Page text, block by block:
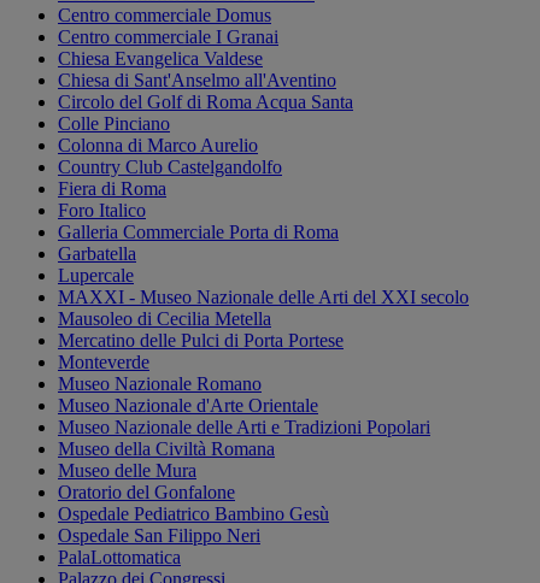
Centro commerciale Domus
Centro commerciale I Granai
Chiesa Evangelica Valdese
Chiesa di Sant'Anselmo all'Aventino
Circolo del Golf di Roma Acqua Santa
Colle Pinciano
Colonna di Marco Aurelio
Country Club Castelgandolfo
Fiera di Roma
Foro Italico
Galleria Commerciale Porta di Roma
Garbatella
Lupercale
MAXXI - Museo Nazionale delle Arti del XXI secolo
Mausoleo di Cecilia Metella
Mercatino delle Pulci di Porta Portese
Monteverde
Museo Nazionale Romano
Museo Nazionale d'Arte Orientale
Museo Nazionale delle Arti e Tradizioni Popolari
Museo della Civiltà Romana
Museo delle Mura
Oratorio del Gonfalone
Ospedale Pediatrico Bambino Gesù
Ospedale San Filippo Neri
PalaLottomatica
Palazzo dei Congressi